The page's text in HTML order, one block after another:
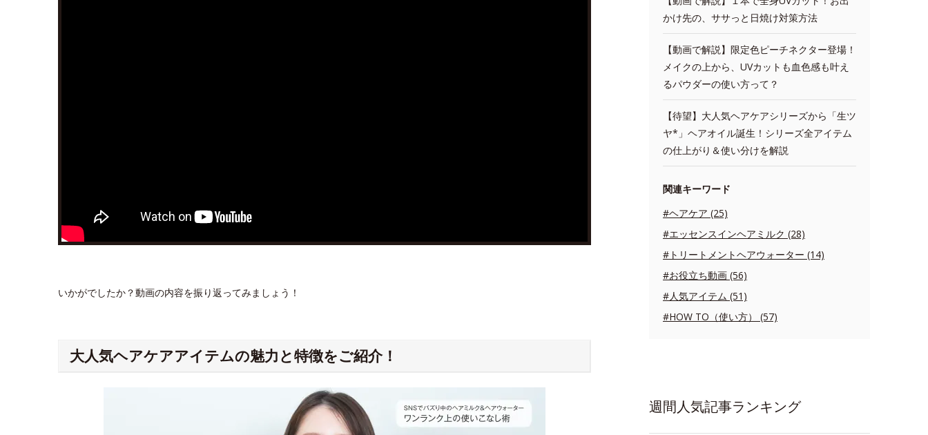
いかがでしたか？動画の内容を振り返ってみましょう！
大人気ヘアケアアイテムの魅力と特徴をご紹介！
かけ先の、ササっと日焼け対策方法
【動画で解説】限定色ピーチネクター登場！
メイクの上から、UVカットも血色感も叶え
るパウダーの使い方って？
【待望】大人気ヘアケアシリーズから「生ツ
ヤ*」ヘアオイル誕生！シリーズ全アイテム
の仕上がり＆使い分けを解説
関連キーワード
#ヘアケア (25)
#エッセンスインヘアミルク (28)
#トリートメントヘアウォーター (14)
#お役立ち動画 (56)
#人気アイテム (51)
#HOW TO（使い方） (57)
週間人気記事ランキング